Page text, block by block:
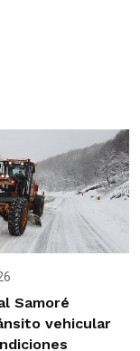
Samoré
vehicular